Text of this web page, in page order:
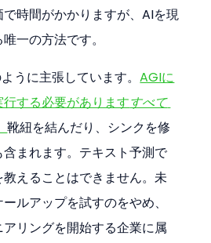
時間がかかりますが、AIを現
一の方法です。
うに主張しています。AGIに
する必要がありますすべて
靴紐を結んだり、シンクを修
まれます。テキスト予測で
えることはできません。未
ルアップを試すのをやめ、
リングを開始する企業に属